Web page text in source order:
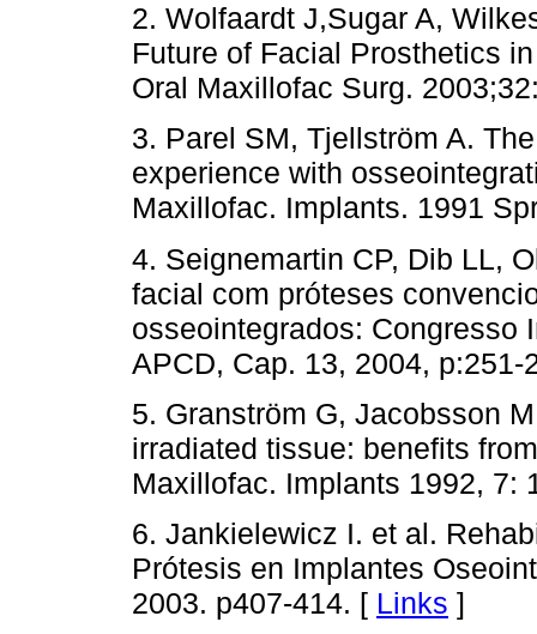
2. Wolfaardt J,Sugar A,
Future of Facial Prosthetics
Oral Maxillofac Surg.
3. Parel SM, Tjellström A.
experience with
Maxillofac. Implants. 1991
4. Seignemartin CP, Dib LL,
facial com próteses
osseointegrados: Congresso
APCD, Cap. 13, 2004,
5. Granström G, Jacobsson
irradiated tissue: benefits
Maxillofac. Implants 1992, 7:
6. Jankielewicz I. et al.
Prótesis en Implantes
2003. p407-414. [ Links ]